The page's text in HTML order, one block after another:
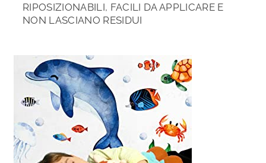
RIPOSIZIONABILI, FACILI DA APPLICARE E
NON LASCIANO RESIDUI